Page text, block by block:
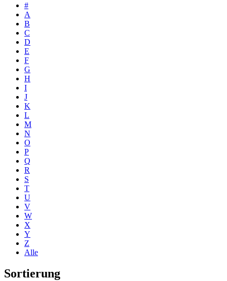
#
A
B
C
D
E
F
G
H
I
J
K
L
M
N
O
P
Q
R
S
T
U
V
W
X
Y
Z
Alle
Sortierung